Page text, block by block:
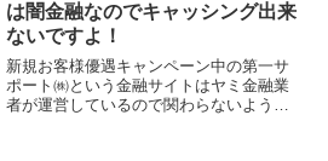
は闇金融なのでキャッシング出来
ないですよ！
新規お客様優遇キャンペーン中の第一サ
ポート㈱という金融サイトはヤミ金融業
者が運営しているので関わらないように